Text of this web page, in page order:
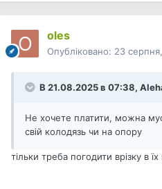
oles
Опубліковано: 23
В 21.08.2025 в 07:38,
Не хочете платити, можна
свій колодязь чи на опору
тільки треба погодити врізку в